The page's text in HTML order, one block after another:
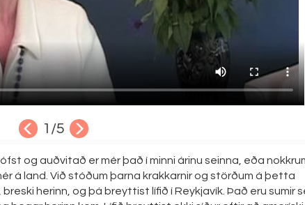
1 /5
og auðvitað er mér það í minni árinu seinna, eða
á land. Við stóðum þarna krakkarnir og störðum á þetta
herinn, og þá breyttist lífið í Reykjavík. Það eru sumir